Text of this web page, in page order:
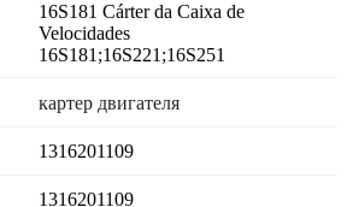
16S181 Cárter da Caixa de
Velocidades
16S181;16S221;16S251
картер двигателя
1316201109
1316201109